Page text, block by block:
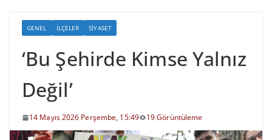
GENEL İLÇELER SIYASET
‘Bu Şehirde Kimse Yalnız
Değil’
14 Mayıs 2026 Perşembe, 15:49 19 Görüntüleme